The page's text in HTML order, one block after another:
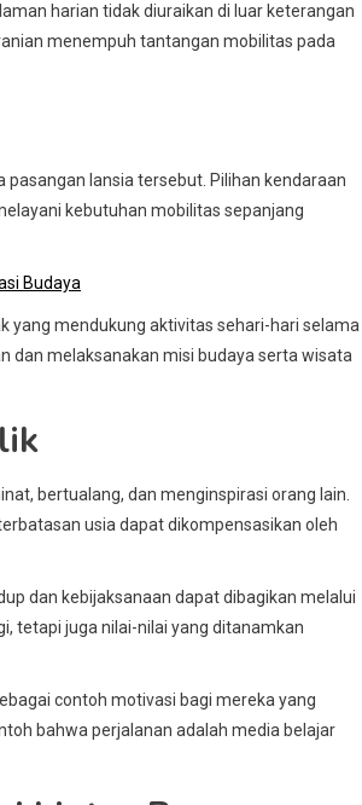
harian tidak diuraikan di luar keterangan
menempuh tantangan mobilitas pada
lansia tersebut. Pilihan kendaraan
kebutuhan mobilitas sepanjang
Budaya
yang mendukung aktivitas sehari-hari selama
dan melaksanakan misi budaya serta wisata
bertualang, dan menginspirasi orang lain.
usia dapat dikompensasikan oleh
dan kebijaksanaan dapat dibagikan melalui
tetapi juga nilai-nilai yang ditanamkan
contoh motivasi bagi mereka yang
bahwa perjalanan adalah media belajar